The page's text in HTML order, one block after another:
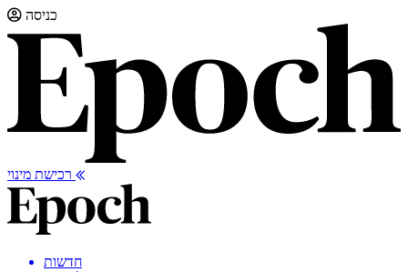
כניסה
חדשות